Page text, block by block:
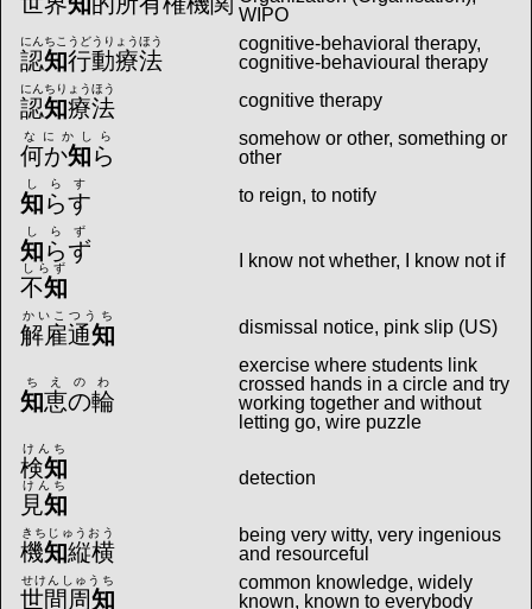
WIPO
認知行動療法
にんちこうどうりょうほう
cognitive-behavioral therapy,
cognitive-behavioural therapy
認知療法
にんちりょうほう
cognitive therapy
何か知ら
なにかしら
somehow or other, something or
other
知らす
しらす
to reign, to notify
知らず
しらず
不知
しらず I know not whether, I know not if
解雇通知
かいこつうち
dismissal notice, pink slip (US)
知恵の輪
ちえのわ
exercise where students link
crossed hands in a circle and try
working together and without
letting go, wire puzzle
検知
けんち
見知
けんち detection
機知縦横
きちじゅうおう
being very witty, very ingenious
and resourceful
世間周知
せけんしゅうち
common knowledge, widely
known, known to everybody